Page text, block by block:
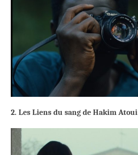
2. Les Liens du sang de Hakim Atoui